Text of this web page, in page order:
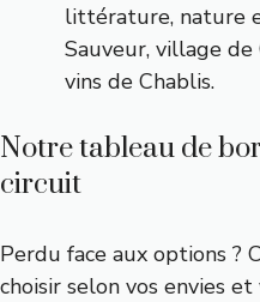
littérature, nature
Sauveur, village
vins de Chablis.
Notre tableau de
circuit
Perdu face aux options ?
choisir selon vos envies